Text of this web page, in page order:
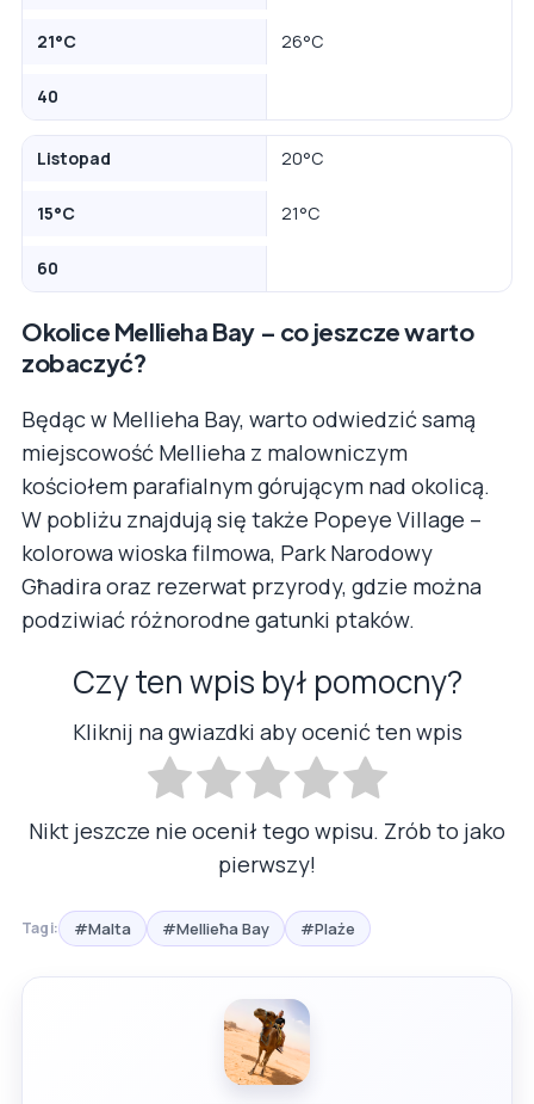
21°C 26°C
40
Listopad 20°C
15°C 21°C
60
Okolice Mellieha Bay – co jeszcze warto
zobaczyć?
Będąc w Mellieha Bay, warto odwiedzić samą
miejscowość Mellieha z malowniczym
kościołem parafialnym górującym nad okolicą.
W pobliżu znajdują się także Popeye Village –
kolorowa wioska filmowa, Park Narodowy
Għadira oraz rezerwat przyrody, gdzie można
podziwiać różnorodne gatunki ptaków.
Czy ten wpis był pomocny?
Kliknij na gwiazdki aby ocenić ten wpis
Nikt jeszcze nie ocenił tego wpisu. Zrób to jako
pierwszy!
Tagi: #Malta #Mellieħa Bay #Plaże